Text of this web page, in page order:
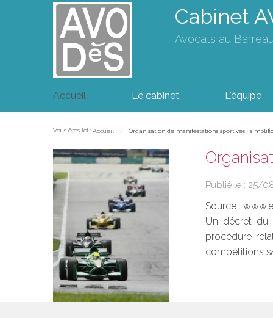
Cabinet
Avocats au
Accueil Le cabinet L'équipe
Vous êtes ici : Accueil Organisation de manifestations sportives :
Publié le : 25/
Source :
Un décret du
procédure
compétitions